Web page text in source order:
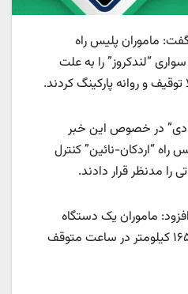
ماموران پلیس راه
“لندکروز” را به علت
و روانه پارکینگ کردند.
در خصوص این خبر
راه “اردکان-نائین” کنترل
مدنظر قرار دادند.
ماموران یک دستگاه
سواری لندکروز را با سرعت ۱۶۵ کیلومتر در ساعت متوقف